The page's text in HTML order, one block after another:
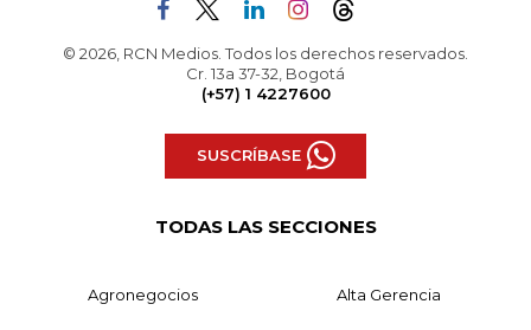
© 2026, RCN Medios. Todos los derechos reservados.
Cr. 13a 37-32, Bogotá
(+57) 1 4227600
SUSCRÍBASE
TODAS LAS SECCIONES
Agronegocios Alta Gerencia